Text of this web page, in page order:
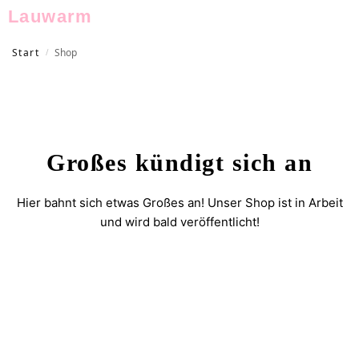
Lauwarm
Start / Shop
Großes kündigt sich an
Hier bahnt sich etwas Großes an! Unser Shop ist in Arbeit
und wird bald veröffentlicht!